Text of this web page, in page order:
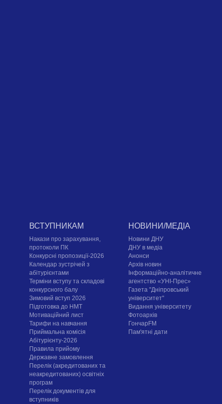
ВСТУПНИКАМ
Накази про зарахування,
протоколи ПК
Конкурсні пропозиції-2026
Календар зустрічей з
абітурієнтами
Терміни вступу та складові
конкурсного балу
Зимовий вступ 2026
Підготовка до НМТ
Мотиваційний лист
Тарифи на навчання
Приймальна комісія
Абітурієнту-2026
Правила прийому
Державне замовлення
Перелік (акредитованих та
неакредитованих) освітніх
програм
Перелік документів для
вступників
НОВИНИ/МЕДІА
Новини ДНУ
ДНУ в медіа
Анонси
Архів новин
Інформаційно-аналітичне
агентство «УНІ-Прес»
Газета "Дніпровський
університет"
Видання університету
Фотоархів
ГончарFM
Пам'ятні дати